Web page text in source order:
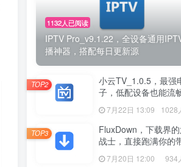
1132人已阅读
IPTV Pro_v9.1.22，全设备通用
播神器，搭配每日更新源
小云TV_1.0.5，最强
子，低配设备也能流
7月22日 13:09 1028
TOP2
FluxDown，下载界
战士，直接跑满你的
7月20日 12:00 934
TOP3